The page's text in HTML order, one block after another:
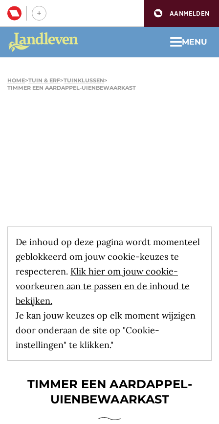
AANMELDEN
MENU
HOME>TUIN & ERF>TUINKLUSSEN>
TIMMER EEN AARDAPPEL-UIENBEWAARKAST
De inhoud op deze pagina wordt momenteel
geblokkeerd om jouw cookie-keuzes te
respecteren. Klik hier om jouw cookie-
voorkeuren aan te passen en de inhoud te
bekijken.
Je kan jouw keuzes op elk moment wijzigen
door onderaan de site op "Cookie-
instellingen" te klikken."
TIMMER EEN AARDAPPEL-
UIENBEWAARKAST